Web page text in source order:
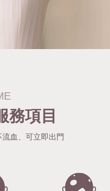
務項目
血、可立即出門